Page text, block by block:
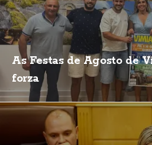
As Festas de Agosto de
forza